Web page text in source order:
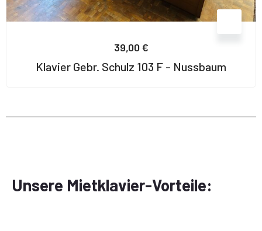
39,00€
Klavier Gebr. Schulz 103 F - Nussbaum
Unsere Mietklavier-Vorteile: